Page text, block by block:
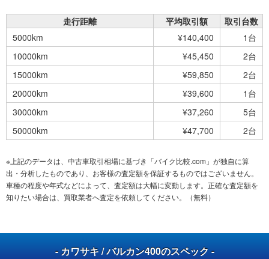
走行距離 平均取引額
取引台数
5000km
¥140,400
1台
10000km
¥45,450
2台
15000km
¥59,850
2台
20000km
¥39,600
1台
30000km
¥37,260
5台
50000km
¥47,700 2台
※上記のデータは、中古車取引相場に基づき「バイク比較.com」が独自に算
出・分析したものであり、お客様の査定額を保証するものではございません。
車種の程度や年式などによって、査定額は大幅に変動します。正確な査定額を
知りたい場合は、買取業者へ査定を依頼してください。（無料）
- カワサキ / バルカン400のスペック -